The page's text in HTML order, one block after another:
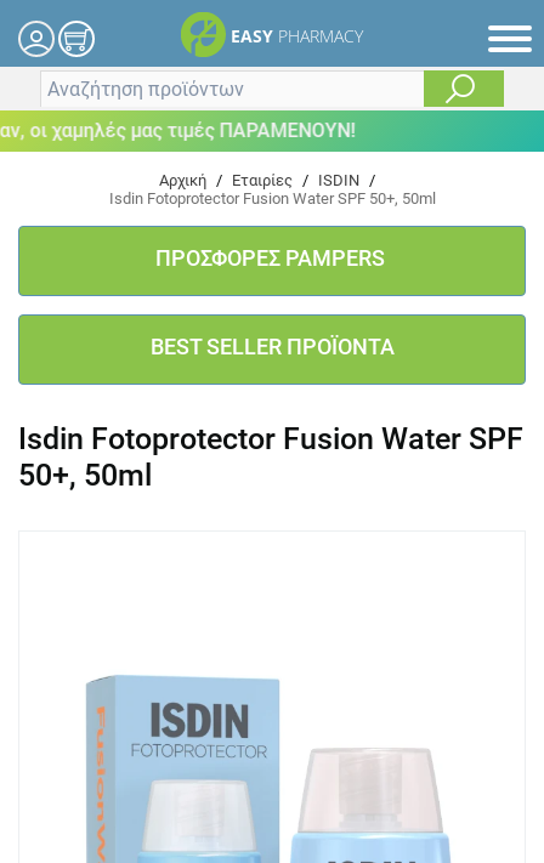
EASY PHARMACY
χαμηλές μας τιμές ΠΑΡΑΜΕΝΟΥΝ!
Αρχική / Εταιρίες / ISDIN /
Isdin Fotoprotector Fusion Water SPF 50+, 50ml
ΠΡΟΣΦΟΡΕΣ PAMPERS
BEST SELLER ΠΡΟΪΟΝΤΑ
Isdin Fotoprotector Fusion Water SPF
50+, 50ml